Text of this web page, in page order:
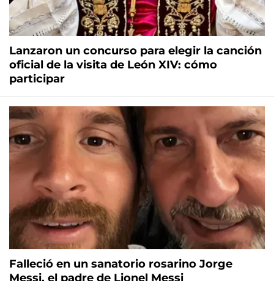
Lanzaron un concurso para elegir la canción
oficial de la visita de León XIV: cómo
participar
Falleció en un sanatorio rosarino Jorge
Messi, el padre de Lionel Messi